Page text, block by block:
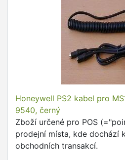
Honeywell PS2 kabel pro
9540, černý
Zboží určené pro POS
prodejní místa, kde dochází
obchodních transakcí.